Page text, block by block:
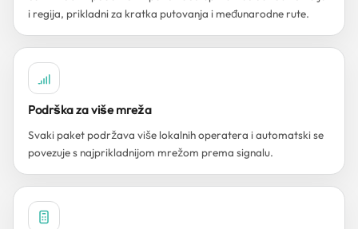
i regija, prikladni za kratka putovanja i međunarodne rute.
Podrška za više mreža
Svaki paket podržava više lokalnih operatera i automatski se
povezuje s najprikladnijom mrežom prema signalu.